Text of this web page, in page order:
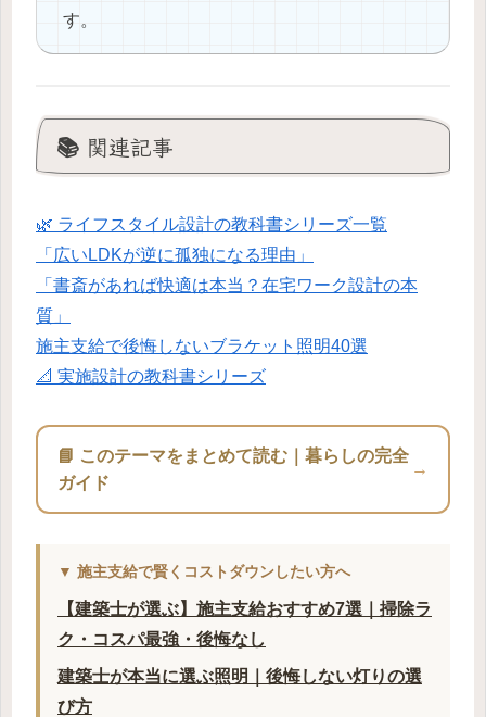
す。
📚 関連記事
🌿 ライフスタイル設計の教科書シリーズ一覧
「広いLDKが逆に孤独になる理由」
「書斎があれば快適は本当？在宅ワーク設計の本
質」
施主支給で後悔しないブラケット照明40選
📐 実施設計の教科書シリーズ
📘 このテーマをまとめて読む｜暮らしの完全
ガイド
→
▼ 施主支給で賢くコストダウンしたい方へ
【建築士が選ぶ】施主支給おすすめ7選｜掃除ラ
ク・コスパ最強・後悔なし
建築士が本当に選ぶ照明｜後悔しない灯りの選
び方